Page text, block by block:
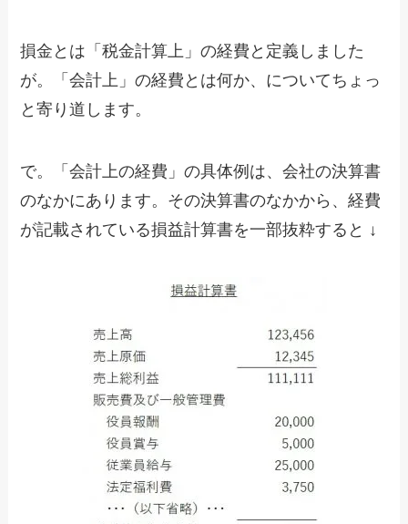
損金とは「税金計算上」の経費と定義しました
が。「会計上」の経費とは何か、についてちょっ
と寄り道します。
で。「会計上の経費」の具体例は、会社の決算書
のなかにあります。その決算書のなかから、経費
が記載されている損益計算書を一部抜粋すると ↓